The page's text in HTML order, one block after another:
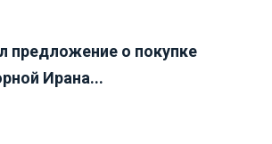
предложение о покупке
Ирана...